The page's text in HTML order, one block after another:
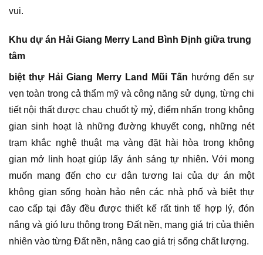
vui.
Khu dự án Hải Giang Merry Land Bình Định giữa trung
tâm
biệt thự Hải Giang Merry Land Mũi Tấn hướng đến sự
vẹn toàn trong cả thẩm mỹ và công năng sử dụng, từng chi
tiết nội thất được chau chuốt tỷ mỷ, điểm nhấn trong không
gian sinh hoạt là những đường khuyết cong, những nét
trạm khắc nghệ thuật mạ vàng đặt hài hòa trong không
gian mở linh hoạt giúp lấy ánh sáng tự nhiên. Với mong
muốn mang đến cho cư dân tương lai của dự án một
không gian sống hoàn hảo nên các nhà phố và biệt thự
cao cấp tại đây đều được thiết kế rất tinh tế hợp lý, đón
nắng và gió lưu thông trong Đất nền, mang giá trị của thiên
nhiên vào từng Đất nền, nâng cao giá trị sống chất lượng.